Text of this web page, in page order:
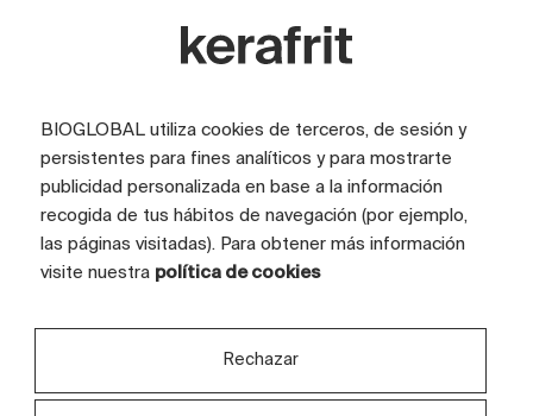
120x280
BIOGLOBAL utiliza cookies de terceros, de sesión y
persistentes para fines analíticos y para mostrarte
publicidad personalizada en base a la información
recogida de tus hábitos de navegación (por ejemplo,
las páginas visitadas). Para obtener más información
visite nuestra política de cookies
Rechazar